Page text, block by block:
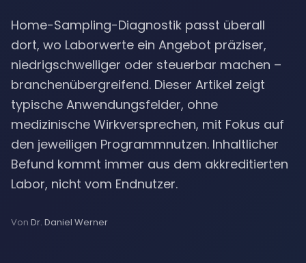
Home-Sampling-Diagnostik passt überall
dort, wo Laborwerte ein Angebot präziser,
niedrigschwelliger oder steuerbar machen –
branchenübergreifend. Dieser Artikel zeigt
typische Anwendungsfelder, ohne
medizinische Wirkversprechen, mit Fokus auf
den jeweiligen Programmnutzen. Inhaltlicher
Befund kommt immer aus dem akkreditierten
Labor, nicht vom Endnutzer.
Von Dr. Daniel Werner